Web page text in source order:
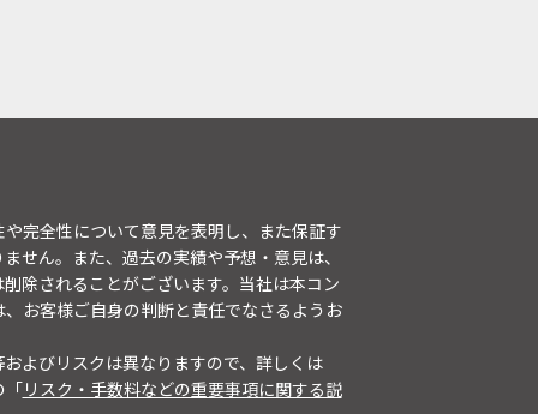
完全性について意見を表明し、また保証す
せん。また、過去の実績や予想・意見は、
除されることがございます。当社は本コン
お客様ご自身の判断と責任でなさるようお
よびリスクは異なりますので、詳しくは
「リスク・手数料などの重要事項に関する説